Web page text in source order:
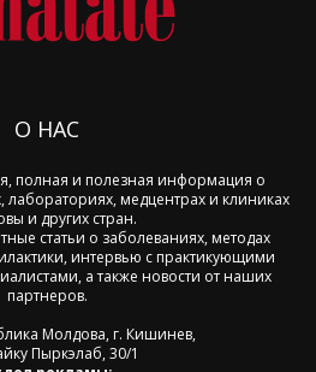
О НАС
полная и полезная информация о
медцентрах и клиниках
и других стран.
статьи о заболеваниях, методах
интервью с практикующими
а также новости от наших
партнеров.
Молдова, г. Кишинев,
Пыркэлаб, 30/1